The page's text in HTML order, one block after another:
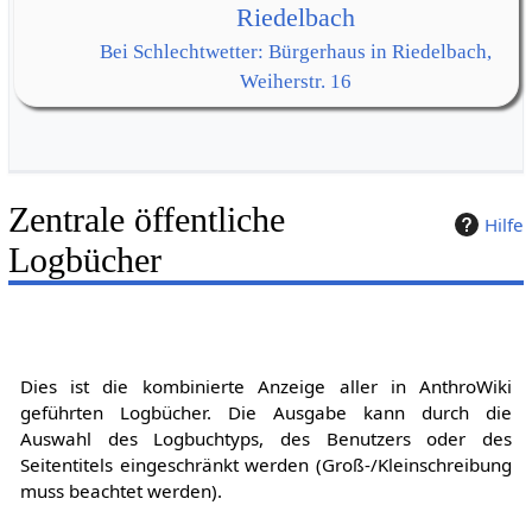
Riedelbach
Bei Schlechtwetter: Bürgerhaus in Riedelbach,
Weiherstr. 16
Hilfe
Zentrale öffentliche
Logbücher
Dies ist die kombinierte Anzeige aller in AnthroWiki
geführten Logbücher. Die Ausgabe kann durch die
Auswahl des Logbuchtyps, des Benutzers oder des
Seitentitels eingeschränkt werden (Groß-/Kleinschreibung
muss beachtet werden).